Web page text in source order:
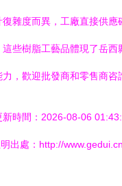
雜度而異，工廠直接供應
些樹脂工藝品體現了岳西
，歡迎批發商和零售商咨
新時間：2026-08-06
出處：http://